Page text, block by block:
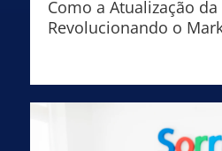
Como a Atualização da
Revolucionando o